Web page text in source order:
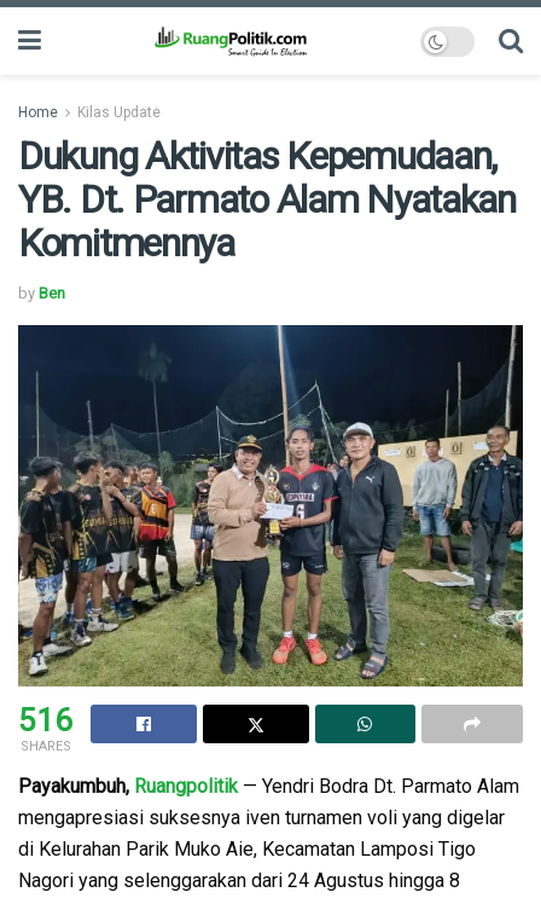
Home Kilas Update
Dukung Aktivitas Kepemudaan,
YB. Dt. Parmato Alam Nyatakan
Komitmennya
by Ben
516
SHARES
Payakumbuh, Ruangpolitik — Yendri Bodra Dt. Parmato Alam
mengapresiasi suksesnya iven turnamen voli yang digelar
di Kelurahan Parik Muko Aie, Kecamatan Lamposi Tigo
Nagori yang selenggarakan dari 24 Agustus hingga 8